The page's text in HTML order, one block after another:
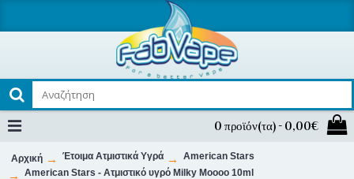
0 προϊόν(τα) - 0,00€
Αρχική Έτοιμα Ατμιστικά Υγρά
American Stars
American Stars - Ατμιστικό υγρό Milky Moooo 10ml